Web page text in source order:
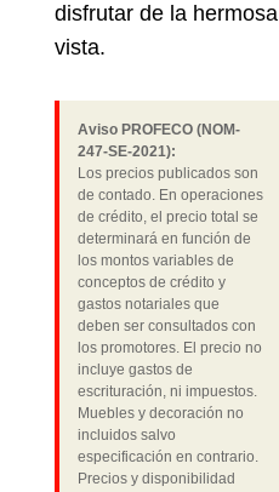
disfrutar de la hermosa
vista.
Aviso PROFECO (NOM-
247-SE-2021):
Los precios publicados son
de contado. En operaciones
de crédito, el precio total se
determinará en función de
los montos variables de
conceptos de crédito y
gastos notariales que
deben ser consultados con
los promotores. El precio no
incluye gastos de
escrituración, ni impuestos.
Muebles y decoración no
incluidos salvo
especificación en contrario.
Precios y disponibilidad